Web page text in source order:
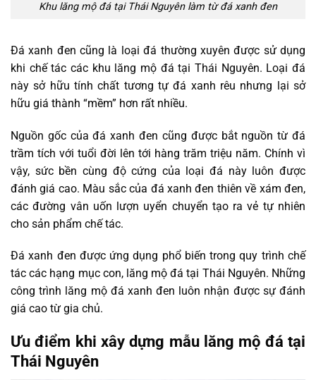
Khu lăng mộ đá tại Thái Nguyên làm từ đá xanh đen
Đá xanh đen cũng là loại đá thường xuyên được sử dụng
khi chế tác các khu lăng mộ đá tại Thái Nguyên. Loại đá
này sở hữu tính chất tương tự đá xanh rêu nhưng lại sở
hữu giá thành “mềm” hơn rất nhiều.
Nguồn gốc của đá xanh đen cũng được bắt nguồn từ đá
trầm tích với tuổi đời lên tới hàng trăm triệu năm. Chính vì
vậy, sức bền cùng độ cứng của loại đá này luôn được
đánh giá cao. Màu sắc của đá xanh đen thiên về xám đen,
các đường vân uốn lượn uyển chuyển tạo ra vẻ tự nhiên
cho sản phẩm chế tác.
Đá xanh đen được ứng dụng phổ biến trong quy trình chế
tác các hạng mục con, lăng mộ đá tại Thái Nguyên. Những
công trình lăng mộ đá xanh đen luôn nhận được sự đánh
giá cao từ gia chủ.
Ưu điểm khi xây dựng mẫu lăng mộ đá tại
Thái Nguyên